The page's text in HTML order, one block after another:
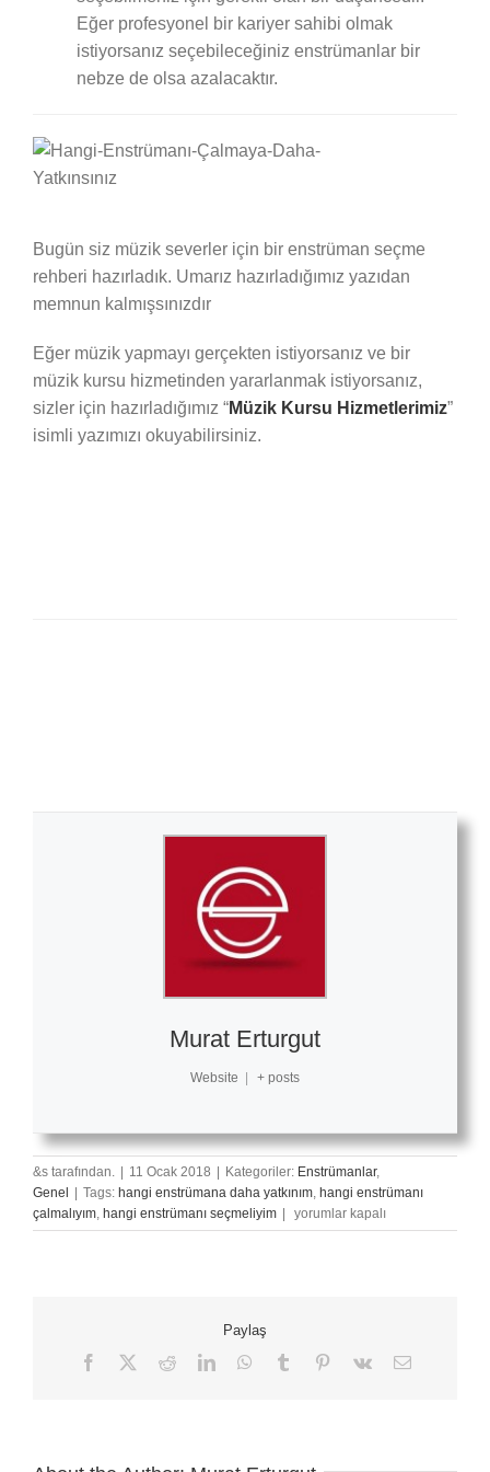
Eğer profesyonel bir kariyer sahibi olmak
istiyorsanız seçebileceğiniz enstrümanlar bir
nebze de olsa azalacaktır.
Bugün siz müzik severler için bir enstrüman seçme
rehberi hazırladık. Umarız hazırladığımız yazıdan
memnun kalmışsınızdır
Eğer müzik yapmayı gerçekten istiyorsanız ve bir
müzik kursu hizmetinden yararlanmak istiyorsanız,
sizler için hazırladığımız “Müzik Kursu Hizmetlerimiz”
isimli yazımızı okuyabilirsiniz.
Murat Erturgut
Website | + posts
&s tarafından. | 11 Ocak 2018 | Kategoriler: Enstrümanlar,
Genel | Tags: hangi enstrümana daha yatkınım hangi enstrümanı
çalmalıyım hangi enstrümanı seçmeliyim |
Hangi
Enstrümanı
yorumlar kapalı
Paylaş
Facebook RedditLinkedInWhatsApp
Tumblr Pinterest
Vk
E-